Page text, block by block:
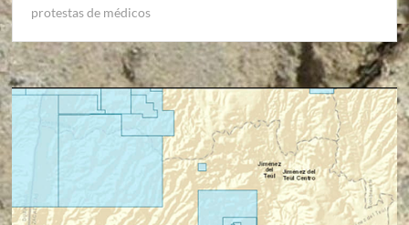
protestas de médicos